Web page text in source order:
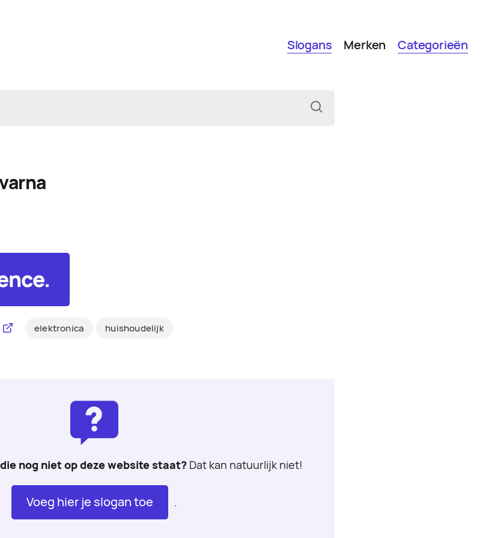
Slogans Merken Categorieën
elektronica huishoudelijk
nog niet op deze website staat?Dat kan natuurlijk niet!
Voeg hier je slogan toe .